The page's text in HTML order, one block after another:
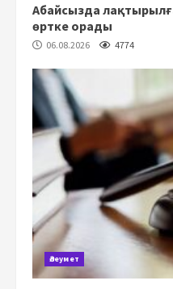
Абайсызда
өртке орады
06.08.2026 4774
Әлеумет